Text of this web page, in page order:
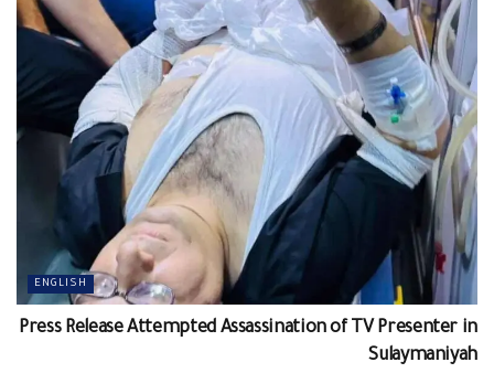
ENGLISH
Press Release Attempted Assassination of TV Presenter in
Sulaymaniyah